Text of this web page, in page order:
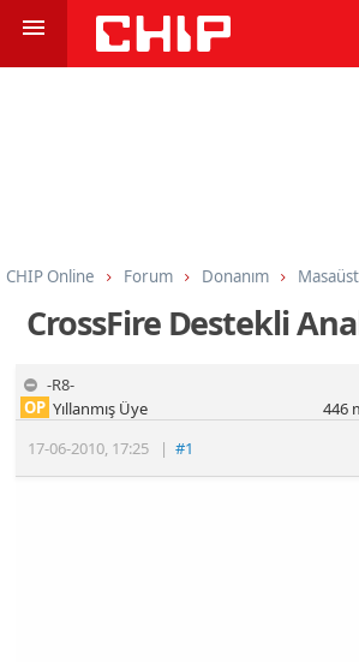
CHIP Online Forum Donanım
CrossFire Destekli
-R8-
17-06-2010, 17:25 |#1
OP Yıllanmış Üye 446